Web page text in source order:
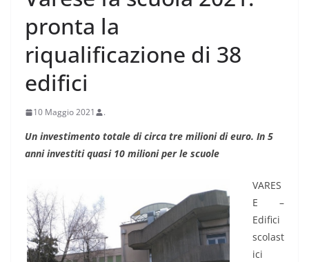
pronta la
riqualificazione di 38
edifici
10 Maggio 2021 .
Un investimento totale di circa tre milioni di euro. In 5
anni investiti quasi 10 milioni per le scuole
VARES
E –
Edifici
scolast
ici